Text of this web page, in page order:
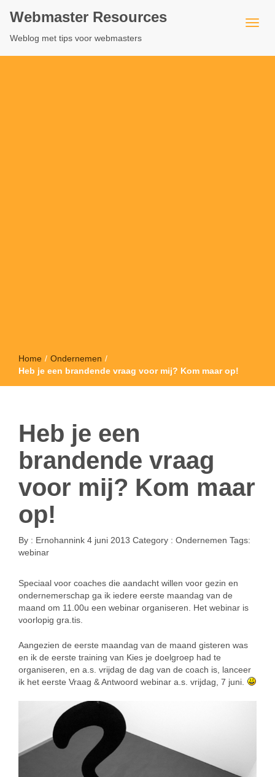
Webmaster Resources
Weblog met tips voor webmasters
Home / Ondernemen /
Heb je een brandende vraag voor mij? Kom maar op!
Heb je een
brandende vraag
voor mij? Kom maar
op!
By : Ernohannink 4 juni 2013 Category : Ondernemen Tags:
webinar
Speciaal voor coaches die aandacht willen voor gezin en
ondernemerschap ga ik iedere eerste maandag van de
maand om 11.00u een webinar organiseren. Het webinar is
voorlopig gra.tis.
Aangezien de eerste maandag van de maand gisteren was
en ik de eerste training van Kies je doelgroep had te
organiseren, en a.s. vrijdag de dag van de coach is, lanceer
ik het eerste Vraag & Antwoord webinar a.s. vrijdag, 7 juni.